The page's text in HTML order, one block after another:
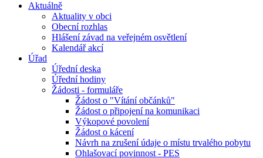
Aktuálně
Aktuality v obci
Obecní rozhlas
Hlášení závad na veřejném osvětlení
Kalendář akcí
Úřad
Úřední deska
Úřední hodiny
Žádosti - formuláře
Žádost o "Vítání občánků"
Žádost o připojení na komunikaci
Výkopové povolení
Žádost o kácení
Návrh na zrušení údaje o místu trvalého pobytu
Ohlašovací povinnost - PES